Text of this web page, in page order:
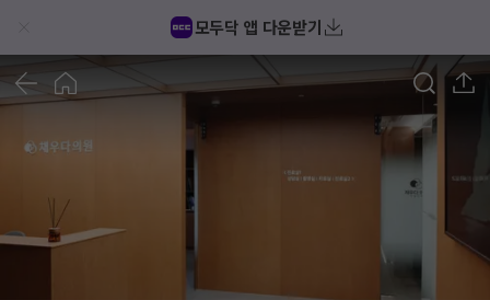
모두닥 앱 다운받기
채우다의원 후기/가격/비용 (2026) | 모두닥